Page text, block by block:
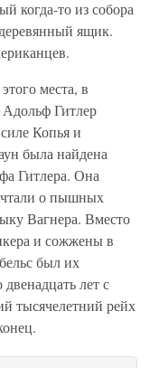
когда-то из собора
ящик.
места, в
Адольф Гитлер
Копья и
была найдена
Гитлера. Она
о пышных
Вагнера. Вместо
и сожжены в
был их
лет с
тысячелетний рейх